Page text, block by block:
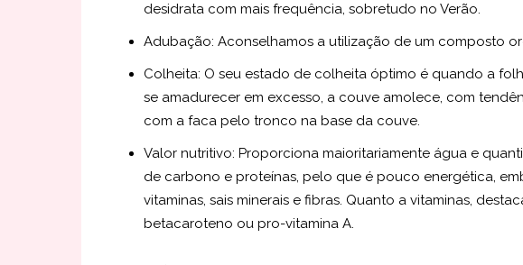
desidrata com mais frequência, sobretudo no Verão.
Adubação: Aconselhamos a utilização de um composto
Colheita: O seu estado de colheita óptimo é quando a
se amadurecer em excesso, a couve amolece, com
com a faca pelo tronco na base da couve.
Valor nutritivo: Proporciona maioritariamente água e
de carbono e proteínas, pelo que é pouco energética,
vitaminas, sais minerais e fibras. Quanto a vitaminas,
betacaroteno ou pro-vitamina A.